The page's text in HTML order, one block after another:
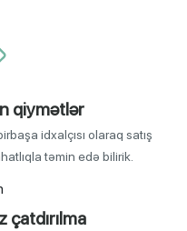
qiymətlər
idxalçısı olaraq satış
təmin edə bilirik.